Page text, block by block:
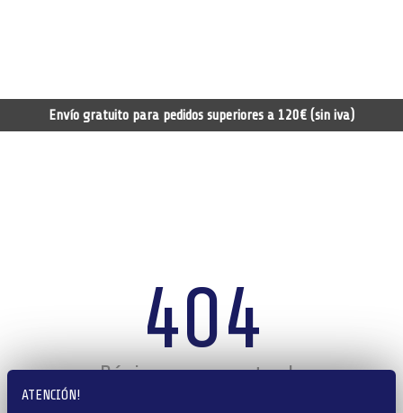
ATENCIÓN!
Envío gratuito para pedidos superiores a 120€ (sin iva)
404
Página no encontrada